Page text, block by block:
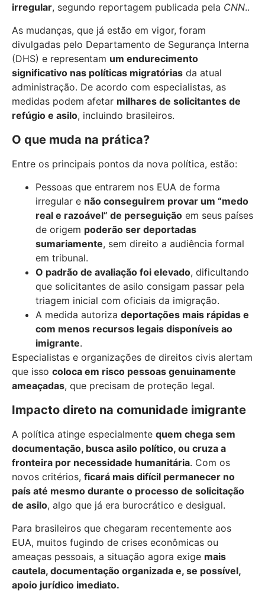
irregular, segundo reportagem publicada pela CNN..
As mudanças, que já estão em vigor, foram
divulgadas pelo Departamento de Segurança Interna
(DHS) e representam um endurecimento
significativo nas políticas migratórias da atual
administração. De acordo com especialistas, as
medidas podem afetar milhares de solicitantes de
refúgio e asilo, incluindo brasileiros.
O que muda na prática?
Entre os principais pontos da nova política, estão:
Pessoas que entrarem nos EUA de forma
irregular e não conseguirem provar um “medo
real e razoável” de perseguição em seus países
de origem poderão ser deportadas
sumariamente, sem direito a audiência formal
em tribunal.
O padrão de avaliação foi elevado, dificultando
que solicitantes de asilo consigam passar pela
triagem inicial com oficiais da imigração.
A medida autoriza deportações mais rápidas e
com menos recursos legais disponíveis ao
imigrante.
Especialistas e organizações de direitos civis alertam
que isso coloca em risco pessoas genuinamente
ameaçadas, que precisam de proteção legal.
Impacto direto na comunidade imigrante
A política atinge especialmente quem chega sem
documentação, busca asilo político, ou cruza a
fronteira por necessidade humanitária. Com os
novos critérios, ficará mais difícil permanecer no
país até mesmo durante o processo de solicitação
de asilo, algo que já era burocrático e desigual.
Para brasileiros que chegaram recentemente aos
EUA, muitos fugindo de crises econômicas ou
ameaças pessoais, a situação agora exige mais
cautela, documentação organizada e, se possível,
apoio jurídico imediato.